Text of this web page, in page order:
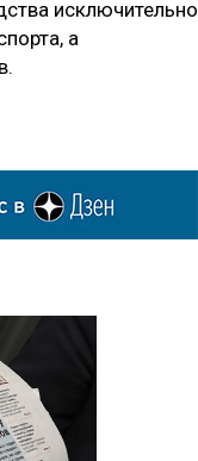
исключительно
а